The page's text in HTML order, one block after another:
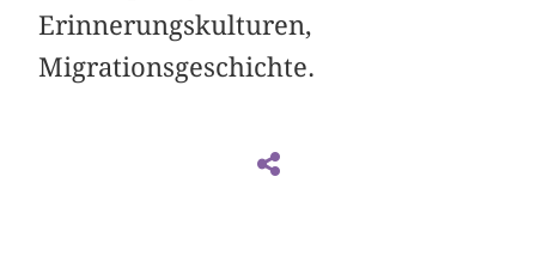
Erinnerungskulturen,
Migrationsgeschichte.